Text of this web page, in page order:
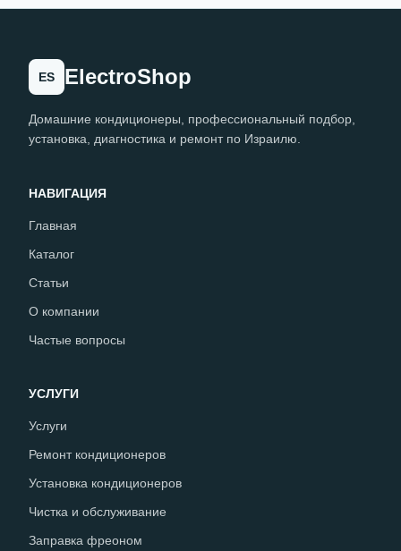
ES ElectroShop
Домашние кондиционеры, профессиональный подбор,
установка, диагностика и ремонт по Израилю.
НАВИГАЦИЯ
Главная
Каталог
Статьи
О компании
Частые вопросы
УСЛУГИ
Услуги
Ремонт кондиционеров
Установка кондиционеров
Чистка и обслуживание
Заправка фреоном